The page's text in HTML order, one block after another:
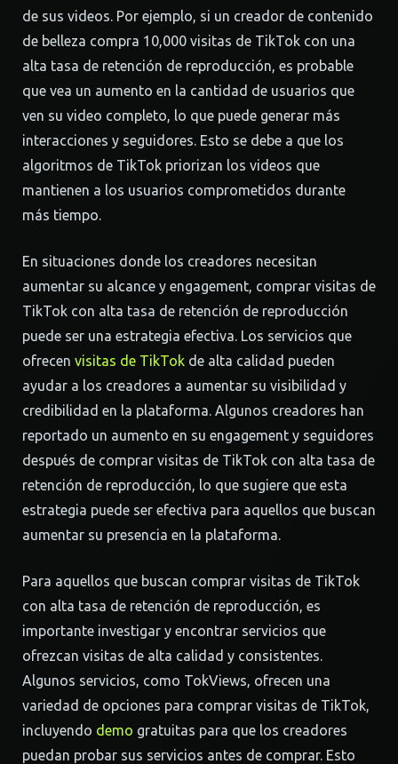
de sus videos. Por ejemplo, si un creador de contenido
de belleza compra 10,000 visitas de TikTok con una
alta tasa de retención de reproducción, es probable
que vea un aumento en la cantidad de usuarios que
ven su video completo, lo que puede generar más
interacciones y seguidores. Esto se debe a que los
algoritmos de TikTok priorizan los videos que
mantienen a los usuarios comprometidos durante
más tiempo.
En situaciones donde los creadores necesitan
aumentar su alcance y engagement, comprar visitas de
TikTok con alta tasa de retención de reproducción
puede ser una estrategia efectiva. Los servicios que
ofrecen visitas de TikTok de alta calidad pueden
ayudar a los creadores a aumentar su visibilidad y
credibilidad en la plataforma. Algunos creadores han
reportado un aumento en su engagement y seguidores
después de comprar visitas de TikTok con alta tasa de
retención de reproducción, lo que sugiere que esta
estrategia puede ser efectiva para aquellos que buscan
aumentar su presencia en la plataforma.
Para aquellos que buscan comprar visitas de TikTok
con alta tasa de retención de reproducción, es
importante investigar y encontrar servicios que
ofrezcan visitas de alta calidad y consistentes.
Algunos servicios, como TokViews, ofrecen una
variedad de opciones para comprar visitas de TikTok,
incluyendo demo gratuitas para que los creadores
puedan probar sus servicios antes de comprar. Esto